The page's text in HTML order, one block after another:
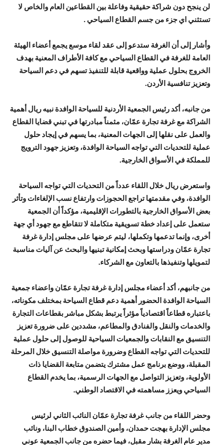
لن ينجح دون شراكة حقيقية وفاعلة بين القطاعين العام والخاص لا
تستثني اي جزء من جسم القطاع السياحي .
وأشار إلى أن الغرفة ستدعو إلى عقد لقاء موسع يجمع أعضاء الهيئة
العامة للغرفة في القطاع السياحي مع كافة الأطراف المعنية بهدف
الخروج بحلول عملية وواقعية قابلة للتنفيذ تسهم في دعم السياحة
وتعزيز تنافسية الأردن.
من جانبه، أكد رئيس الجمعية الأردنية للسياحة الوافدة نبيه ريال أهمية
الشراكة مع غرفة تجارة عمّان، مثمناً مبادرتها في تبني قضايا القطاع
والعمل على نقلها إلى الجهات المعنية، بما يسهم في إيجاد حلول
عملية للتحديات التي تواجه السياحة الوافدة، وتعزيز جهود الترويج
للمملكة في الأسواق الخارجية.
واستعرض ريال خلال اللقاء عدداً من التحديات التي تواجه السياحة
الوافدة، وفي مقدمتها تراجع الحجوزات وارتفاع نسب الإلغاءات وتأثر
بعض الأسواق الخارجية بالتطورات الإقليمية، مؤكداً أن الجمعية
ستعمل على إعداد خطة تسويقية متكاملة لا تتقاطع مع جهود أي جهة
أخرى، وإنما تدعمها وتكملها، ليتم عرضها على مجلس إدارة غرفة
تجارة عمّان ودراستها وبحث إمكانية تبنيها والبحث عن آليات مناسبة
لتمويلها وتنفيذها بالتعاون مع الشركاء.
من جانبهم، أكد أعضاء مجلس إدارة غرفة تجارة عمّان واعضاء جمعية
السياحة الوافدة الحضور أهمية دعم قطاع السياحة بمختلف مكوناته،
باعتباره قطاعاً اقتصادياً مؤثراً يرتبط بشكل مباشر بقطاعات التجارة
والخدمات والنقل والفنادق والمطاعم، مشددين على ضرورة تعزيز
التنسيق مع النقابات والجمعيات السياحية للوصول إلى حلول عملية
للتحديات التي تواجه القطاع وضرورة مواصلة التنسيق خلال المرحلة
المقبلة، ووضع برنامج عمل مشترك يتضمن متابعة القضايا ذات
الأولوية، وتعزيز التواصل مع الجهات الرسمية، بما يخدم القطاع
السياحي ويعزز مساهمته في الاقتصاد الوطني.
وحضر اللقاء من جانب غرفة تجارة عمّان النائب الثاني لرئيس
مجلس الإدارة بهجت حمدان، وأمين الصندوق خطاب البنا، ونائب
مدير عام الغرفة بشار مقبل، فيما حضره من جانب الجمعية عوني